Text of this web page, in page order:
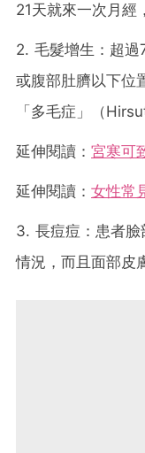
21天就來一次月經
2. 毛髮增生：超過
或腹部肚臍以下位
「多毛症」（
延伸閱讀： 宮寒可
延伸閱讀： 女性常
3. 長痘痘：患者臉
情況，而且面部皮